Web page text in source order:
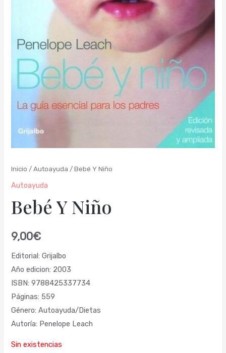
Inicio /Autoayuda / Bebé Y Niño
Autoayuda
Bebé Y Niño
9,00€
Editorial: Grijalbo
Año edicion: 2003
ISBN: 9788425337734
Páginas: 559
Género: Autoayuda/Dietas
Autoría: Penelope Leach
Sin existencias